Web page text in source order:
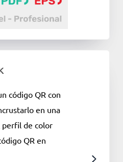
código QR con
en una
de color
QR en